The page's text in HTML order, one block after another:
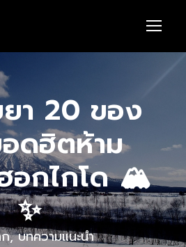
, บทความแนะนำ
า 20 ของ
ดฮิตห้าม
อกไกโด 🏔️
✨